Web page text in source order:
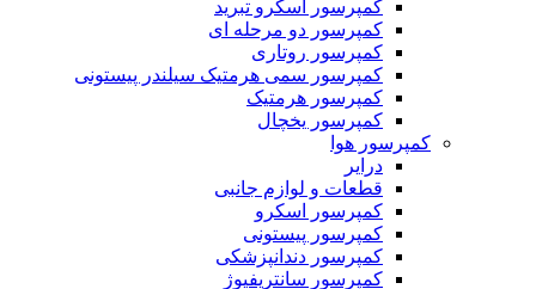
کمپرسور اسکرو تبرید
کمپرسور دو مرحله ای
کمپرسور روتاری
کمپرسور سمی هرمتیک سیلندر پیستونی
کمپرسور هرمتیک
کمپرسور یخچال
کمپرسور هوا
درایر
قطعات و لوازم جانبی
کمپرسور اسکرو
کمپرسور پیستونی
کمپرسور دندانپزشکی
کمپرسور سانتریفیوژ